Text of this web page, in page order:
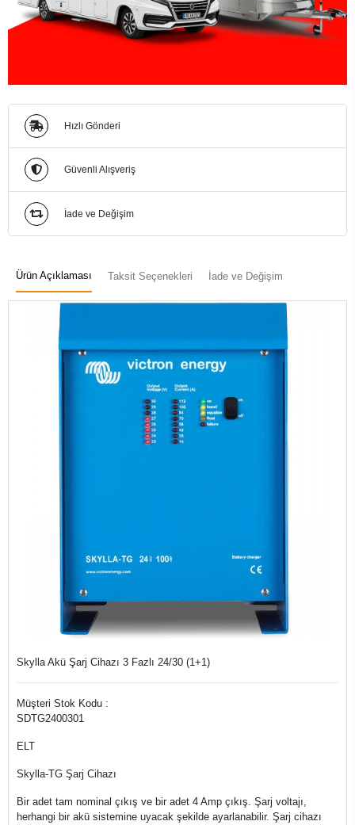
Hızlı Gönderi
Güvenli Alışveriş
İade ve Değişim
Ürün Açıklaması Taksit Seçenekleri İade ve Değişim
Skylla Akü Şarj Cihazı 3 Fazlı 24/30 (1+1)
Müşteri Stok Kodu :
SDTG2400301
ELT
Skylla-TG Şarj Cihazı
Bir adet tam nominal çıkış ve bir adet 4 Amp çıkış. Şarj voltajı,
herhangi bir akü sistemine uyacak şekilde ayarlanabilir. Şarj cihazı